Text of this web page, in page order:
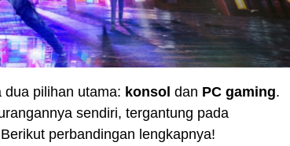
pilihan utama: konsol dan PC gaming.
sendiri, tergantung pada
perbandingan lengkapnya!